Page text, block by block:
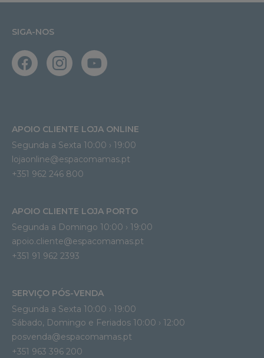
SIGA-NOS
APOIO CLIENTE LOJA ONLINE
Segunda a Sexta 10:00 › 19:00
lojaonline@espacomamas.pt
+351 962 246 800
APOIO CLIENTE LOJA PORTO
Segunda a Domingo 10:00 › 19:00
apoio.cliente@espacomamas.pt
+351 91 962 2393
SERVIÇO PÓS-VENDA
Segunda a Sexta 10:00 › 19:00
Sábado, Domingo e Feriados 10:00 › 12:00
posvenda@espacomamas.pt
+351 963 396 200